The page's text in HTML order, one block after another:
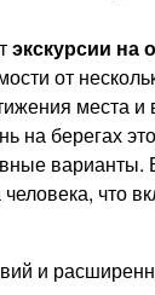
экскурсии на
от
места
на берегах
варианты.
что
и